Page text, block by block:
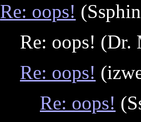
Re: oops!
Re: oops! (Dr.
Re: oops!
Re: oops!